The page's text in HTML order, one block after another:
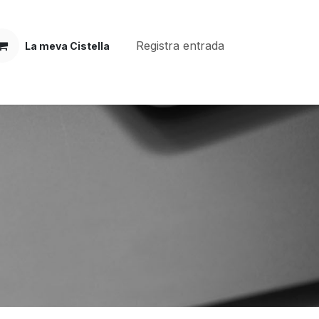
La meva Cistella Registra entrada